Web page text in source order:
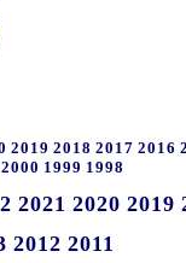
2019 2018 2017 2016
2000 1999 1998
2021 2020 2019
2012 2011